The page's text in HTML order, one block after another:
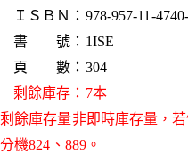
ＩＳＢＮ：978-957-11-
書 號：1ISE
頁 數：304
剩餘庫存：7本
剩餘庫存量非即時庫存量，
分機824、889。